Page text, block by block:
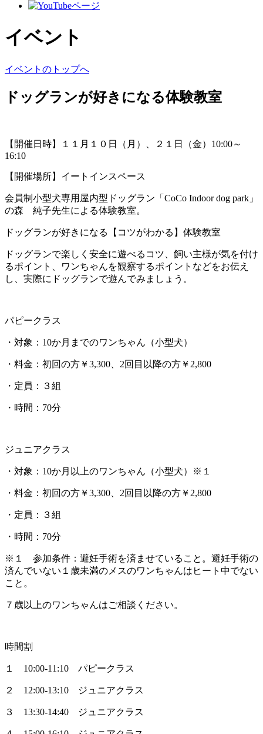
イベント
イベントのトップへ
ドッグランが好きになる体験教室
【開催日時】１１月１０日（月）、２１日（金）10:00～
16:10
【開催場所】イートインスペース
会員制小型犬専用屋内型ドッグラン「CoCo Indoor dog park」
の森 純子先生による体験教室。
ドッグランが好きになる【コツがわかる】体験教室
ドッグランで楽しく安全に遊べるコツ、飼い主様が気を付け
るポイント、ワンちゃんを観察するポイントなどをお伝え
し、実際にドッグランで遊んでみましょう。
パピークラス
・対象：10か月までのワンちゃん（小型犬）
・料金：初回の方￥3,300、2回目以降の方￥2,800
・定員：３組
・時間：70分
ジュニアクラス
・対象：10か月以上のワンちゃん（小型犬）※１
・料金：初回の方￥3,300、2回目以降の方￥2,800
・定員：３組
・時間：70分
※１ 参加条件：避妊手術を済ませていること。避妊手術の
済んでいない１歳未満のメスのワンちゃんはヒート中でない
こと。
７歳以上のワンちゃんはご相談ください。
時間割
１ 10:00‐11:10 パピークラス
２ 12:00‐13:10 ジュニアクラス
３ 13:30‐14:40 ジュニアクラス